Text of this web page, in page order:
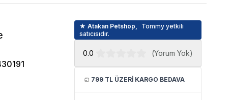
★ Atakan Petshop,
Tommy yetkili
satıcısıdır.
0.0 (Yorum Yok)
799 TL ÜZERİ KARGO BEDAVA